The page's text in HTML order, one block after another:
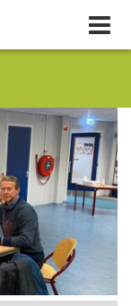
Volgend uur